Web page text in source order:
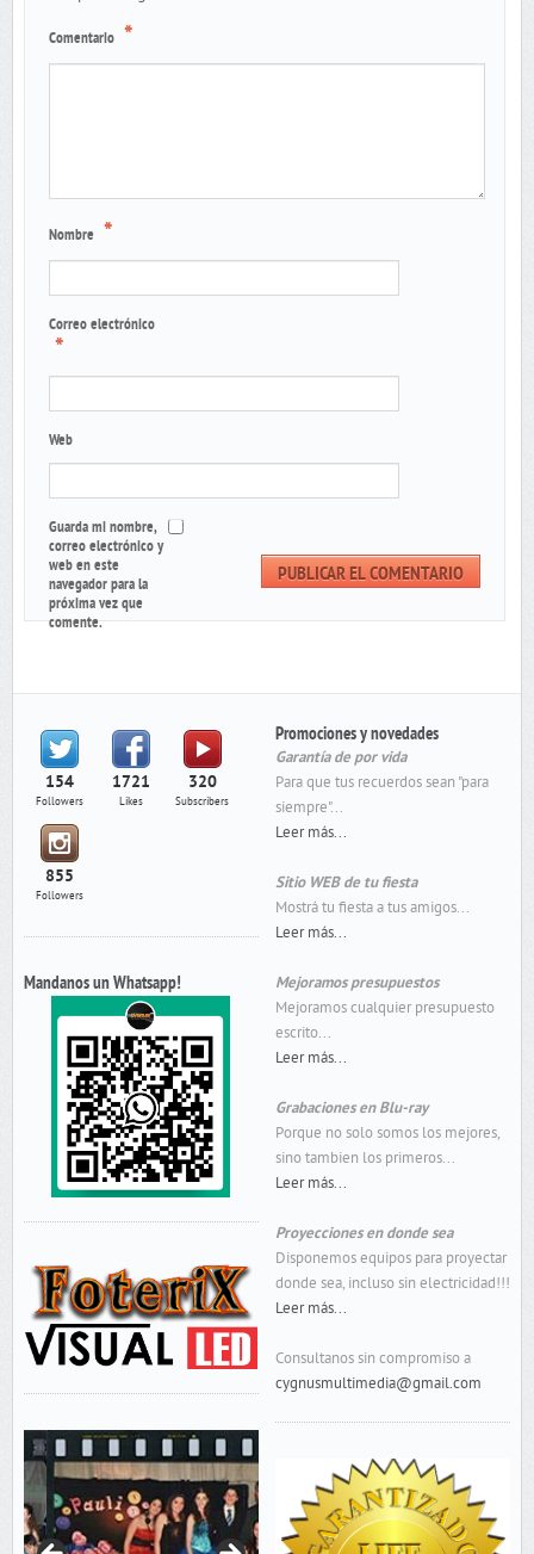
Comentario *
Nombre *
Correo electrónico
*
Web
Guarda mi nombre,
correo electrónico y
web en este
navegador para la
próxima vez que
comente.
154
Followers
1721
Likes
320
Subscribers
855
Followers
Mandanos un Whatsapp!
Promociones y novedades
Garantía de por vida
Para que tus recuerdos sean "para
siempre"...
Leer más...
Sitio WEB de tu fiesta
Mostrá tu fiesta a tus amigos...
Leer más...
Mejoramos presupuestos
Mejoramos cualquier presupuesto
escrito...
Leer más...
Grabaciones en Blu-ray
Porque no solo somos los mejores,
sino tambien los primeros...
Leer más...
Proyecciones en donde sea
Disponemos equipos para proyectar
donde sea, incluso sin electricidad!!!
Leer más...
Consultanos sin compromiso a
cygnusmultimedia@gmail.com